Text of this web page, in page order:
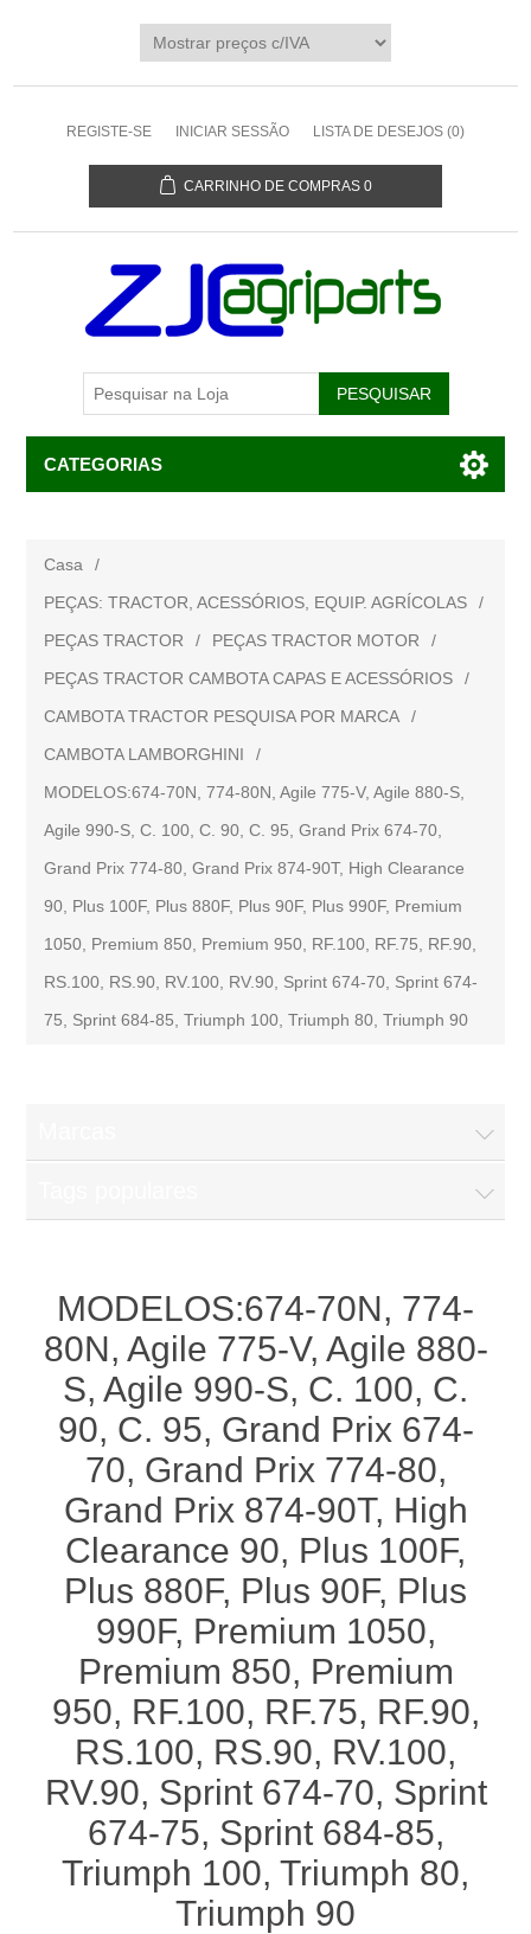
REGISTE-SE INICIAR SESSÃO LISTA DE DESEJOS (0)
CARRINHO DE COMPRAS 0
CATEGORIAS
Casa
/
PEÇAS: TRACTOR, ACESSÓRIOS, EQUIP. AGRÍCOLAS
/
PEÇAS TRACTOR
/ PEÇAS TRACTOR MOTOR
/
PEÇAS TRACTOR CAMBOTA CAPAS E ACESSÓRIOS
/
CAMBOTA TRACTOR PESQUISA POR MARCA
/
CAMBOTA LAMBORGHINI
/
MODELOS:674-70N, 774-80N, Agile 775-V, Agile 880-S,
Agile 990-S, C. 100, C. 90, C. 95, Grand Prix 674-70,
Grand Prix 774-80, Grand Prix 874-90T, High Clearance
90, Plus 100F, Plus 880F, Plus 90F, Plus 990F, Premium
1050, Premium 850, Premium 950, RF.100, RF.75, RF.90,
RS.100, RS.90, RV.100, RV.90, Sprint 674-70, Sprint 674-
75, Sprint 684-85, Triumph 100, Triumph 80, Triumph 90
MODELOS:674-70N, 774-
80N, Agile 775-V, Agile 880-
S, Agile 990-S, C. 100, C.
90, C. 95, Grand Prix 674-
70, Grand Prix 774-80,
Grand Prix 874-90T, High
Clearance 90, Plus 100F,
Plus 880F, Plus 90F, Plus
990F, Premium 1050,
Premium 850, Premium
950, RF.100, RF.75, RF.90,
RS.100, RS.90, RV.100,
RV.90, Sprint 674-70, Sprint
674-75, Sprint 684-85,
Triumph 100, Triumph 80,
Triumph 90